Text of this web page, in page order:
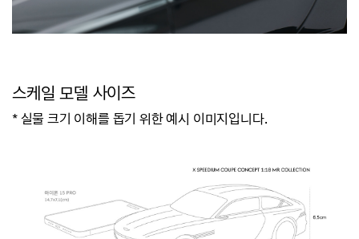
스케일 모델 사이즈
* 실물 크기 이해를 돕기 위한 예시 이미지입니다.